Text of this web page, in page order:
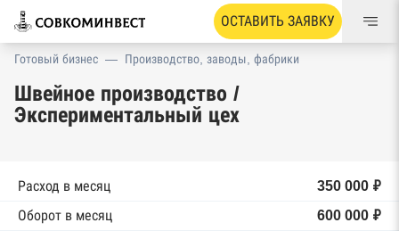
ОСТАВИТЬ ЗАЯВКУ
Готовый бизнес — Производство, заводы, фабрики
Швейное производство /
Экспериментальный цех
Расход в месяц
350 000 ₽
Оборот в месяц
600 000 ₽